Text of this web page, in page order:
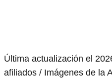
Última actualización el
afiliados / Imágenes de la